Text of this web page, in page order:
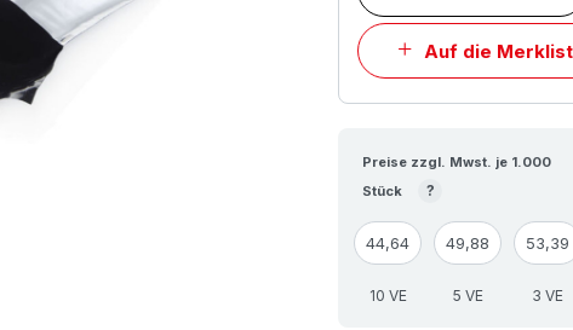
Auf die
Preise zzgl. Mwst. je 1.000
Stück
?
44,64 49,88 53,39
10 VE 5 VE 3 VE